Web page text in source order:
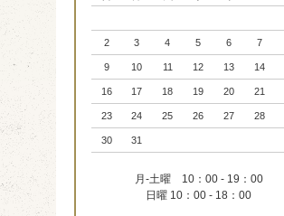
2 3 4 5 6 7
9 10 11 12 13 14
16 17 18 19 20 21
23 24 25 26 27 28
30 31
月-土曜 10：00 - 19：00
日曜 10：00 - 18：00